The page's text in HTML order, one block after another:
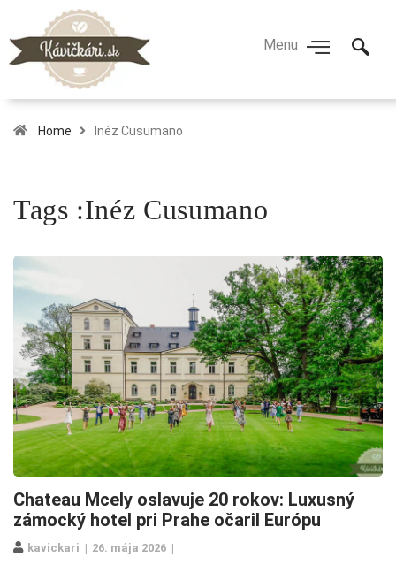
Home Inéz Cusumano
Tags :Inéz Cusumano
Chateau Mcely oslavuje 20 rokov: Luxusný
zámocký hotel pri Prahe očaril Európu
kavickari 26. mája 2026